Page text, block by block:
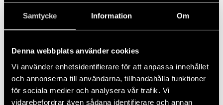
Samtycke Information Om
Denna webbplats använder cookies
Vi använder enhetsidentifierare för att anpassa innehållet
och annonserna till användarna, tillhandahålla funktioner
för sociala medier och analysera vår trafik. Vi
vidarebefordrar även sådana identifierare och annan